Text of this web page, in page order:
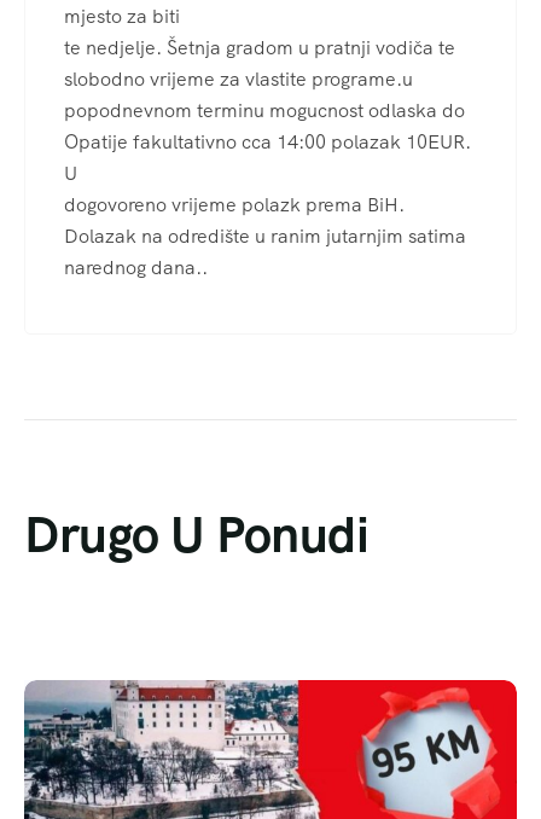
mjesto za biti
te nedjelje. Šetnja gradom u pratnji vodiča te
slobodno vrijeme za vlastite programe.u
popodnevnom terminu mogucnost odlaska do
Opatije fakultativno cca 14:00 polazak 10EUR.
U
dogovoreno vrijeme polazk prema BiH.
Dolazak na odredište u ranim jutarnjim satima
narednog dana..